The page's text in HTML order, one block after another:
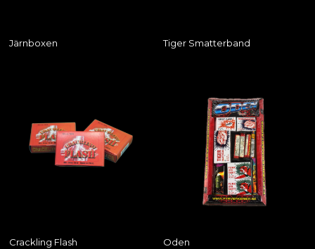
Järnboxen Tiger Smatterband
Crackling Flash Oden